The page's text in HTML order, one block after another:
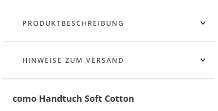
PRODUKTBESCHREIBUNG
HINWEISE ZUM VERSAND
como Handtuch Soft Cotton